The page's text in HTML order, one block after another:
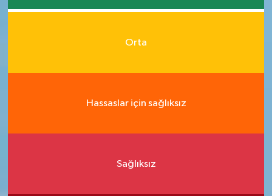
Orta
Hassaslar için sağlıksız
Sağlıksız